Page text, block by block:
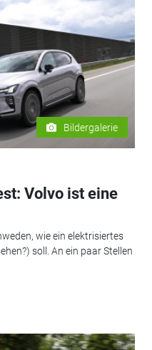
Bildergalerie
Volvo ist eine
wie ein elektrisiertes
soll. An ein paar Stellen